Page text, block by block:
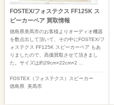
FOSTEX/フォステクス FF125K ス
ピーカーペア 買取情報
徳島県美馬市のお客様よりオーディオ機器
を数点出して頂いて、その中にFOSTEX/フ
ォステクス FF125K スピーカーペア もあ
りましたので、高価買取させて頂きまし
た。サイズは約29cm×22cm×2 ...
FOSTEX（フォステクス） スピーカー
徳島県 美馬市